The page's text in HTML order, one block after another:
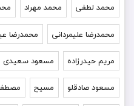
محمد لطفی محمد مهراد
محمدرضا علیمردانی محمدرضا
مریم حیدرزاده مسعود سعیدی
مسعود صادقلو مسیح